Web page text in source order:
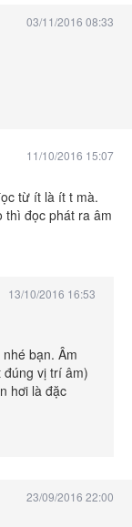
03/11/2016 08:33
11/10/2016 15:07
từ ít là ít t mà.
thì đọc phát ra âm
13/10/2016 16:53
bạn. Âm
vị trí âm)
hơi là đặc
23/09/2016 22:00